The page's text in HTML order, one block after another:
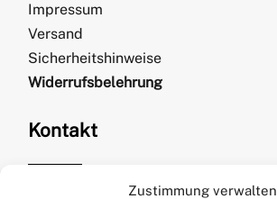
Zustimmung verwalten
Impressum
Versand
Sicherheitshinweise
Widerrufsbelehrung
Kontakt